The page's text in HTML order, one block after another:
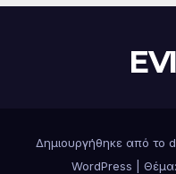
Δημιουργήθηκε από το
WordPress